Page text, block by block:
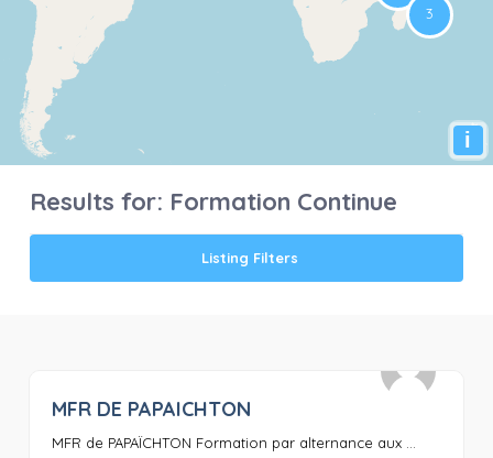
i
Results for: Formation Continue
Listing Filters
MFR DE PAPAICHTON
MFR de PAPAÏCHTON Formation par alternance aux ...